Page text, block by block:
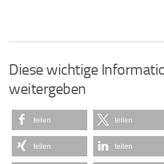
Diese wichtige
weitergeben
teilen teilen
teilen teilen